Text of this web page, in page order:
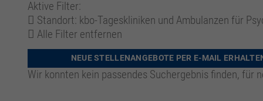
Aktive Filter:
Standort: kbo-Tageskliniken und Ambulanzen für
Alle Filter entfernen
NEUE STELLENANGEBOTE PER E-MAIL
Wir konnten kein passendes Suchergebnis finden, für